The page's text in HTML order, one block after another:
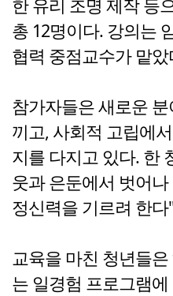
한 유리 조명 제작 등
총 12명이다. 강의는
협력 중점교수가 맡았
참가자들은 새로운
끼고, 사회적 고립에
지를 다지고 있다. 한
웃과 은둔에서 벗어
정신력을 기르려 한
교육을 마친 청년들
는 일경험 프로그램